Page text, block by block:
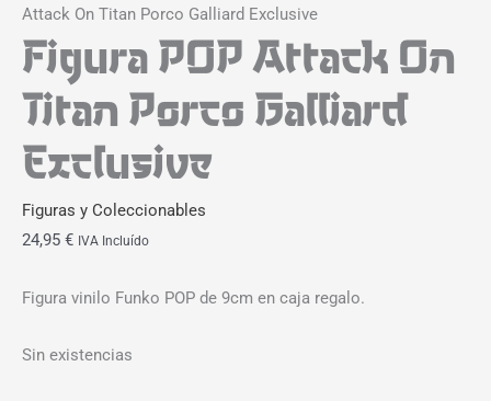
Attack On Titan Porco Galliard Exclusive
Figura POP Attack On
Titan Porco Galliard
Exclusive
Figuras y Coleccionables
24,95 € IVA Incluído
Figura vinilo Funko POP de 9cm en caja regalo.
Sin existencias